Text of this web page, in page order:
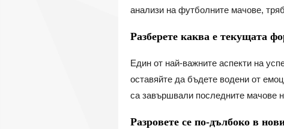
анализи на футболните мачове,
Разберете каква е текущата
Един от най-важните аспекти на
оставяйте да бъдете водени от
са завършвали последните мачове
Разровете се по-дълбоко в